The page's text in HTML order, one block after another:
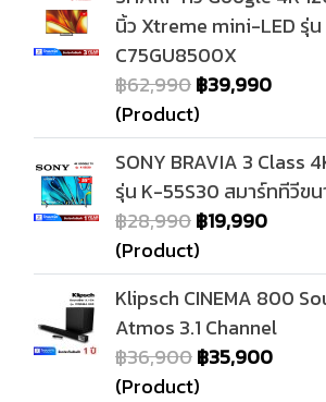
นิ้ว Xtreme mini-LED รุ่
C75GU8500X
฿62,990฿39,990
(Product)
SONY BRAVIA 3 Class
รุ่น K-55S30 สมาร์ททีวีข
฿28,990฿19,990
(Product)
Klipsch CINEMA 800
Atmos 3.1 Channel
฿36,900฿35,900
(Product)